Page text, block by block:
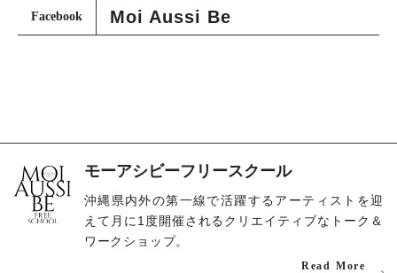
Moi Aussi Be
Facebook
モーアシビーフリースクール
沖縄県内外の第一線で活躍するアーティストを迎
えて月に1度開催されるクリエイティブなトーク＆
ワークショップ。
Read More